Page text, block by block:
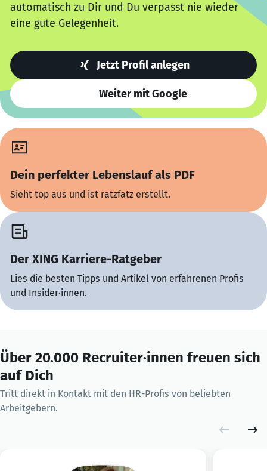
automatisch zu Dir und Du verpasst nie wieder
eine gute Gelegenheit.
Jetzt Profil anlegen
Weiter mit Google
Dein perfekter Lebenslauf als PDF
Sieht top aus und ist ratzfatz erstellt.
Der XING Karriere-Ratgeber
Lies die besten Tipps und Artikel von erfahrenen Profis
und Insider·innen.
Über 20.000 Recruiter·innen freuen sich
auf Dich
Tritt direkt in Kontakt mit den HR-Profis von beliebten
Arbeitgebern.